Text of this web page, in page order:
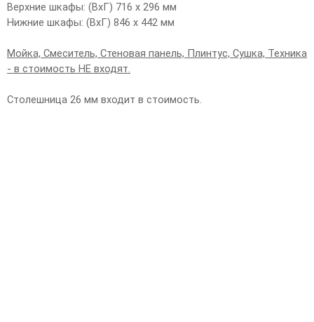
Верхние шкафы: (ВхГ) 716 х 296 мм
Нижние шкафы: (ВхГ) 846 х 442 мм
Мойка, Смеситель, Стеновая панель, Плинтус, Сушка, Техника
- в стоимость НЕ входят.
Столешница 26 мм входит в стоимость.